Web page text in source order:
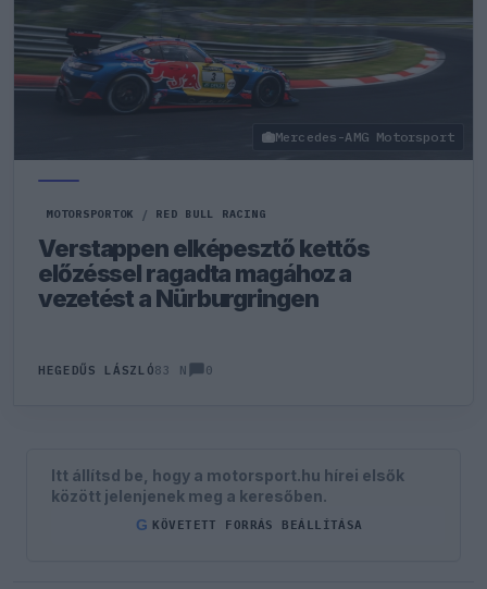
Mercedes-AMG Motorsport
MOTORSPORTOK / RED BULL RACING
Verstappen elképesztő kettős
előzéssel ragadta magához a
vezetést a Nürburgringen
HEGEDŰS LÁSZLÓ83 N 0
Itt állítsd be, hogy a motorsport.hu hírei elsők
között jelenjenek meg a keresőben.
G KÖVETETT FORRÁS BEÁLLÍTÁSA